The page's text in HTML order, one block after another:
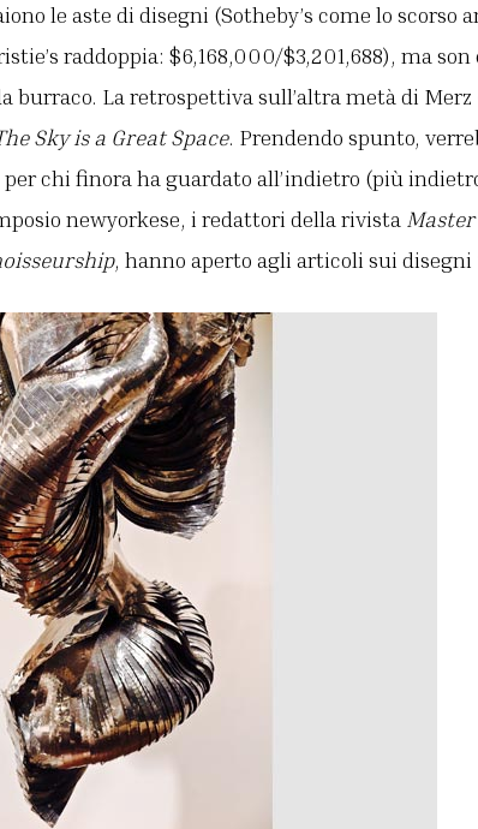
le aste di disegni (Sotheby’s come lo scorso
raddoppia: $6,168,000/$3,201,688), ma
burraco. La retrospettiva sull’altra metà di
Sky is a Great Space. Prendendo spunto,
chi finora ha guardato all’indietro (più
newyorkese, i redattori della rivista
, hanno aperto agli articoli sui disegni